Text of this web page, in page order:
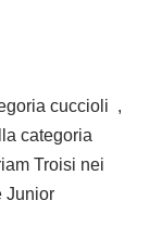
cuccioli ,
categoria
Troisi nei
Junior